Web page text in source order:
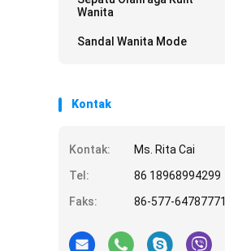
Wanita
Sandal Wanita Mode
Kontak
Kontak:
Ms. Rita Cai
Tel:
86 18968994299
Faks:
86-577-64787771